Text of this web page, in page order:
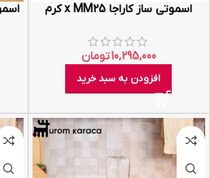
اسموتی ساز کاراجا x MM25 کرم
10,295,000تومان
افزودن به سبد خرید